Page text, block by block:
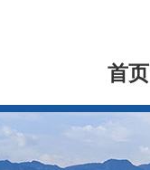
首页